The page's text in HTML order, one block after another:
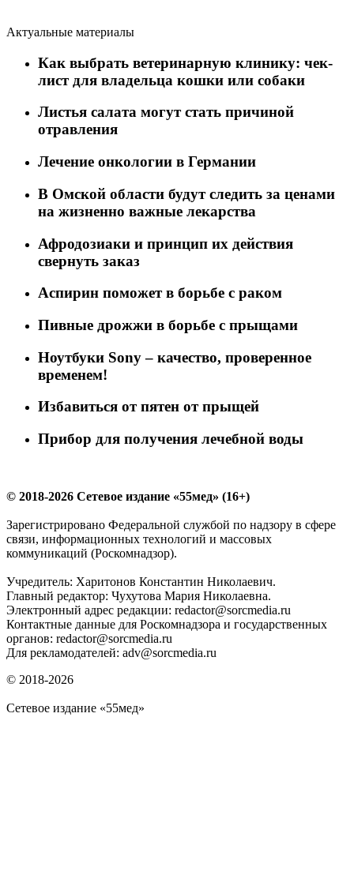
Актуальные материалы
Как выбрать ветеринарную клинику: чек-
лист для владельца кошки или собаки
Листья салата могут стать причиной
отравления
Лечение онкологии в Германии
В Омской области будут следить за ценами
на жизненно важные лекарства
Афродозиаки и принцип их действия
свернуть заказ
Аспирин поможет в борьбе с раком
Пивные дрожжи в борьбе с прыщами
Ноутбуки Sony – качество, проверенное
временем!
Избавиться от пятен от прыщей
Прибор для получения лечебной воды
© 2018-2026 Сетевое издание «55мед» (16+)
Зарегистрировано Федеральной службой по надзору в сфере
связи, информационных технологий и массовых
коммуникаций (Роскомнадзор).
Учредитель: Харитонов Константин Николаевич.
Главный редактор: Чухутова Мария Николаевна.
Электронный адрес редакции: redactor@sorcmedia.ru
Контактные данные для Роскомнадзора и государственных
органов: redactor@sorcmedia.ru
Для рекламодателей: adv@sorcmedia.ru
© 2018-2026
Сетевое издание «55мед»